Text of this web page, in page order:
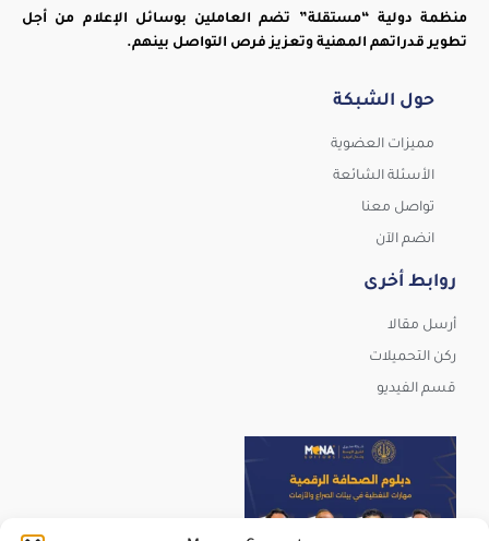
منظمة دولية “مستقلة” تضم العاملين بوسائل الإعلام من أجل
تطوير قدراتهم المهنية وتعزيز فرص التواصل بينهم.
حول الشبكة
مميزات العضوية
الأسئلة الشائعة
تواصل معنا
انضم الآن
روابط أخرى
أرسل مقالا
ركن التحميلات
قسم الفيديو